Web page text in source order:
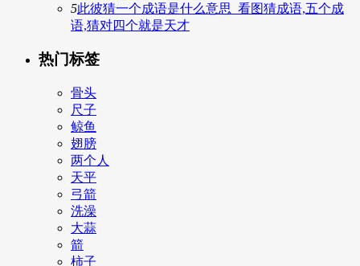
5此彼猜一个成语是什么意思_看图猜成语,五个成
语,猜对四个就是天才
热门标签
骨头
尺子
鲸鱼
翅膀
两个人
天平
弓箭
洗澡
大蒜
箭
柿子